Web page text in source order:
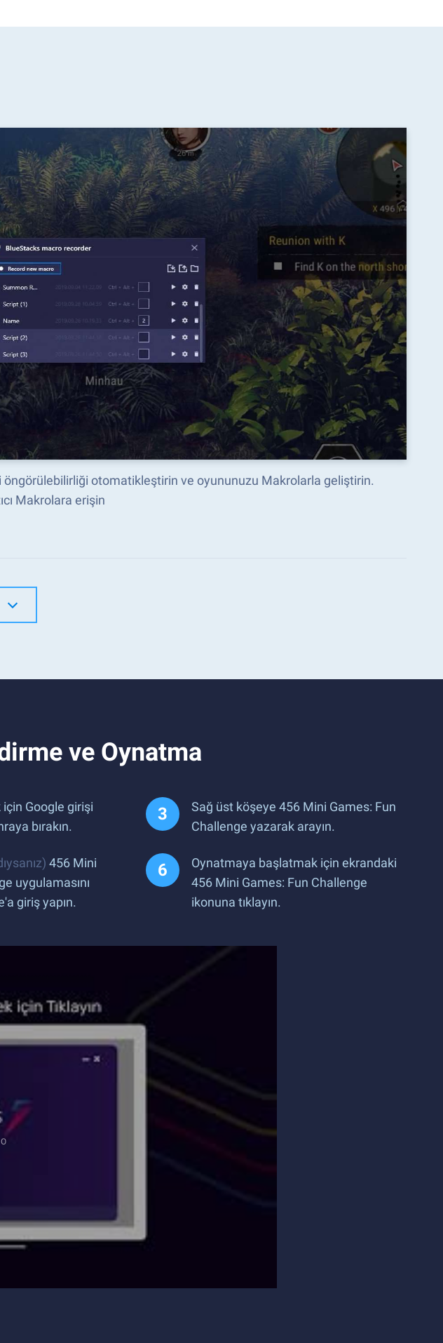
otomatikleştirin ve oyununuzu Makrolarla geliştirin.
Makrolara erişin
ve Oynatma
Google girişi
bırakın.
Sağ üst köşeye 456 Mini Games: Fun
Challenge yazarak arayın.
456 Mini
uygulamasını
giriş yapın.
Oynatmaya başlatmak için ekrandaki
456 Mini Games: Fun Challenge
ikonuna tıklayın.